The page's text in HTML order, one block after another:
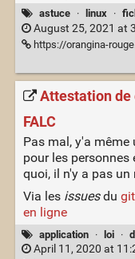
astuce · linux ·
August 25, 2021 at
https://orangina-
Attestation de
FALC
Pas mal, y'a
pour les
quoi, il n'y a pas
Via les issuesdu
en ligne
application · loi ·
April 11, 2020 at